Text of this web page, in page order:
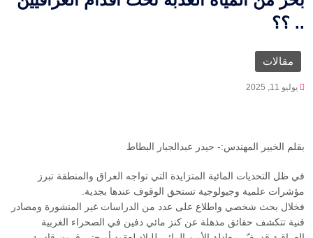
.. ؟؟
مقالات
يوليو 11, 2025
بقلم الخبير المهندس:- حيدر عبدالجبار البطاط
في ظل التحديات المائية المتزايدة التي تواجه العراق والمنطقة تبرز
مؤشرات علمية وجيولوجية تستحق الوقوف عندها بجدية.
فخلال بحث شخصي واطلاع على عدد من الدراسات غير المنشورة ومصادر
فنية تتكشف حقائق مذهلة عن كنز مائي دفين في الصحراء الغربية